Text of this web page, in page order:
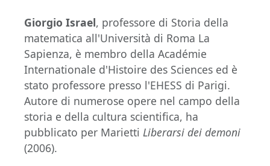
Giorgio Israel, professore di Storia della
matematica all'Università di Roma La
Sapienza, è membro della Académie
Internationale d'Histoire des Sciences ed è
stato professore presso l'EHESS di Parigi.
Autore di numerose opere nel campo della
storia e della cultura scientifica, ha
pubblicato per Marietti Liberarsi dei demoni
(2006).